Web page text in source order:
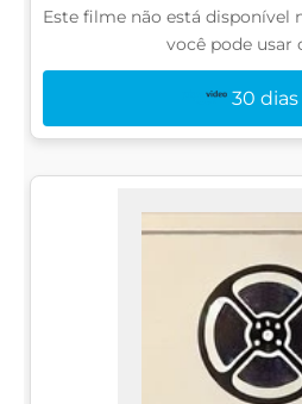
Este filme não está disponível
você pode usar
30